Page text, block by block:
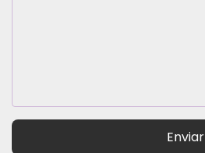
Enviar